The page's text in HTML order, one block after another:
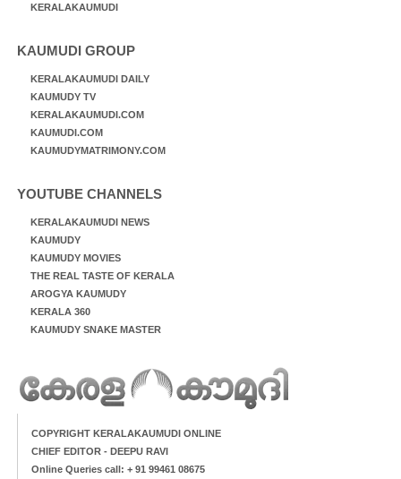
KERALAKAUMUDI
KAUMUDI GROUP
KERALAKAUMUDI DAILY
KAUMUDY TV
KERALAKAUMUDI.COM
KAUMUDI.COM
KAUMUDYMATRIMONY.COM
YOUTUBE CHANNELS
KERALAKAUMUDI NEWS
KAUMUDY
KAUMUDY MOVIES
THE REAL TASTE OF KERALA
AROGYA KAUMUDY
KERALA 360
KAUMUDY SNAKE MASTER
COPYRIGHT KERALAKAUMUDI ONLINE
CHIEF EDITOR - DEEPU RAVI
Online Queries call: + 91 99461 08675